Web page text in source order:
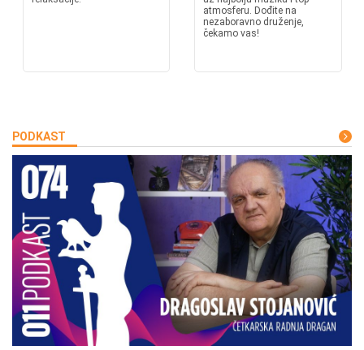
atmosferu. Dođite na
nezaboravno druženje,
čekamo vas!
PODKAST